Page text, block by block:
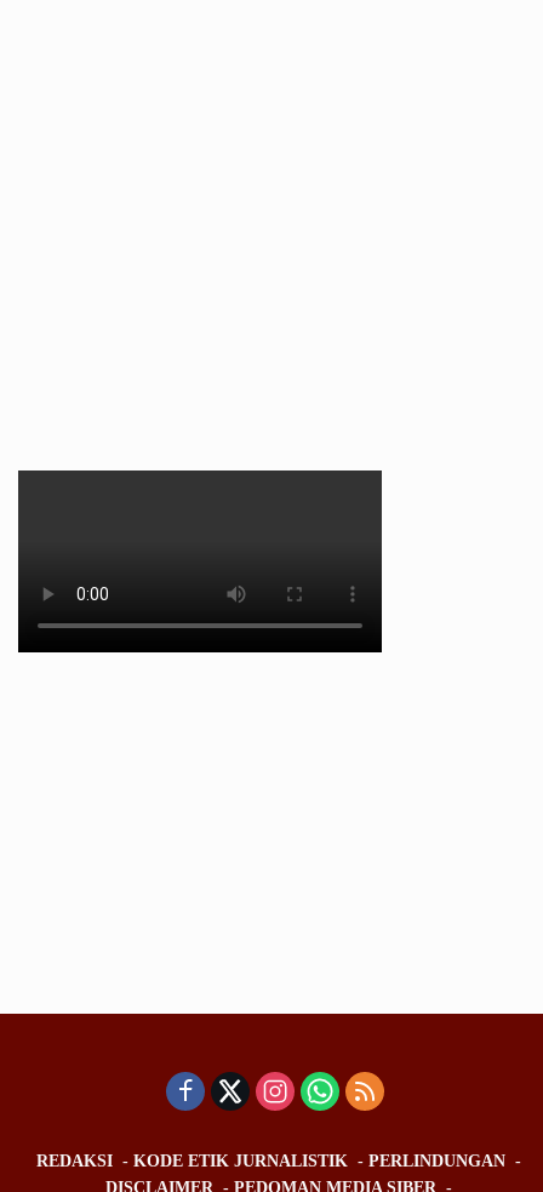
REDAKSI KODE ETIK JURNALISTIK
PERLINDUNGAN
DISCLAIMER
PEDOMAN MEDIA SIBER